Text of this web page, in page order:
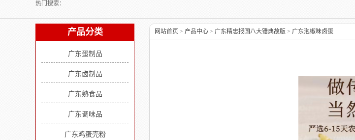
热门搜索：
产品分类
广东蛋制品
广东卤制品
广东熟食品
广东调味品
广东鸡蛋壳粉
网站首页 > 产品中心 > 广东精忠报国八大锤典故版 > 广东泡椒味卤蛋